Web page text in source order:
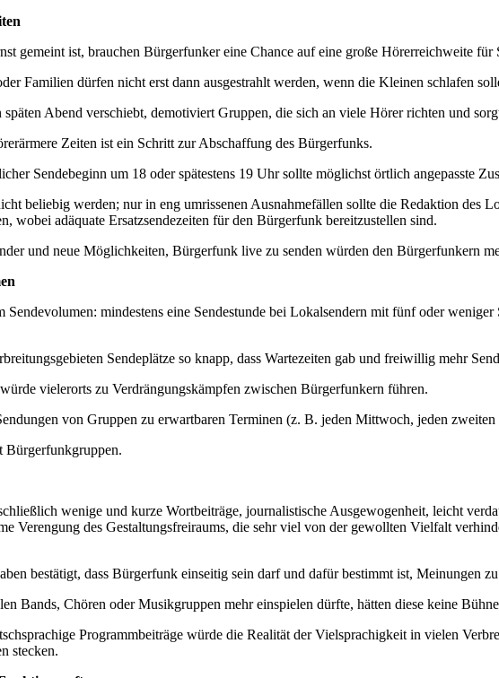
gemeint ist, brauchen Bürgerfunker eine Chance auf eine große Hörerreichweite
Familien dürfen nicht erst dann ausgestrahlt werden, wenn die Kleinen schlafen
Abend verschiebt, demotiviert Gruppen, die sich an viele Hörer richten und
Zeiten ist ein Schritt zur Abschaffung des Bürgerfunks.
Sendebeginn um 18 oder spätestens 19 Uhr sollte möglichst örtlich angepasste
beliebig werden; nur in eng umrissenen Ausnahmefällen sollte die Redaktion des
wobei adäquate Ersatzsendezeiten für den Bürgerfunk bereitzustellen sind.
und neue Möglichkeiten, Bürgerfunk live zu senden würden den Bürgerfunkern
mindestens eine Sendestunde bei Lokalsendern mit fünf oder
Sendeplätze so knapp, dass Wartezeiten gab und freiwillig mehr
vielerorts zu Verdrängungskämpfen zwischen Bürgerfunkern führen.
von Gruppen zu erwartbaren Terminen (z. B. jeden Mittwoch, jeden
Bürgerfunkgruppen.
wenige und kurze Wortbeiträge, journalistische Ausgewogenheit, leicht
Verengung des Gestaltungsfreiraums, die sehr viel von der gewollten Vielfalt
bestätigt, dass Bürgerfunk einseitig sein darf und dafür bestimmt ist, Meinungen
Bands, Chören oder Musikgruppen mehr einspielen dürfte, hätten diese keine
Programmbeiträge würde die Realität der Vielsprachigkeit in vielen
stecken.